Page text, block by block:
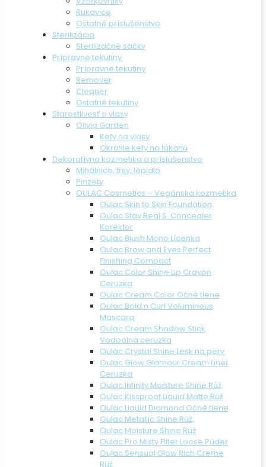
Rukavice
Ostatné príslušenstvo
Sterilizácia
Sterilizačné sáčky
Prípravne tekutiny
Prípravné tekutiny
Remover
Cleaner
Ostatné tekutiny
Starostlivosť o vlasy
Olivia Garden
Kefy na vlasy
Okrúhle kefy na fúkanú
Dekoratívna kozmetika a príslušenstvo
Mihálnice, trsy, lepidlo
Pinzety
OULAC Cosmetics – Vegánska kozmetika
Oulac Skin to Skin Foundation
Oulac Stay Real S. Concealer
Korektor
Oulac Blush Mono Lícenka
Oulac Brow and Eyes Perfect
Finishing Compact
Oulac Color Shine Lip Crayon
Ceruzka
Oulac Cream Color Očné tiene
Oulac Bold n Curl Voluminous
Mascara
Oulac Cream Shadow Stick
Vodoolná ceruzka
Oulac Crystal Shine Lesk na pery
Oulac Glow Glamour Cream Liner
Ceruzka
Oulac Infinity Moisture Shine Rúž
Oulac Kissproof Liquid Matte Rúž
Oulac Liquid Diamond Očné tiene
Oulac Metallic Shine Rúž
Oulac Moisture Shine Rúž
Oulac Pro Misty Filter Loose Púder
Oulac Sensual Glow Rich Creme
Rúž